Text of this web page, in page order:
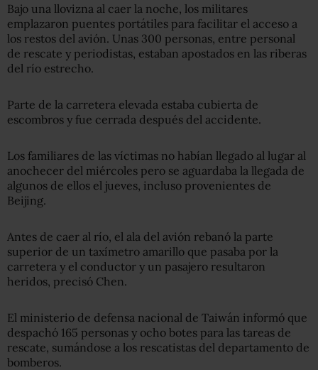
Bajo una llovizna al caer la noche, los militares
emplazaron puentes portátiles para facilitar el acceso a
los restos del avión. Unas 300 personas, entre personal
de rescate y periodistas, estaban apostados en las riberas
del río estrecho.
Parte de la carretera elevada estaba cubierta de
escombros y fue cerrada después del accidente.
Los familiares de las víctimas no habían llegado al lugar al
anochecer del miércoles pero se aguardaba la llegada de
algunos de ellos el jueves, incluso provenientes de
Beijing.
Antes de caer al río, el ala del avión rebanó la parte
superior de un taxímetro amarillo que pasaba por la
carretera y el conductor y un pasajero resultaron
heridos, precisó Chen.
El ministerio de defensa nacional de Taiwán informó que
despachó 165 personas y ocho botes para las tareas de
rescate, sumándose a los rescatistas del departamento de
bomberos.